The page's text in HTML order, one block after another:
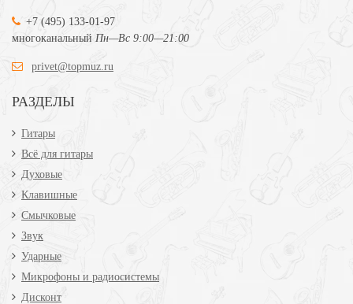
+7 (495) 133-01-97
многоканальный Пн—Вс 9:00—21:00
privet@topmuz.ru
РАЗДЕЛЫ
Гитары
Всё для гитары
Духовые
Клавишные
Смычковые
Звук
Ударные
Микрофоны и радиосистемы
Дисконт